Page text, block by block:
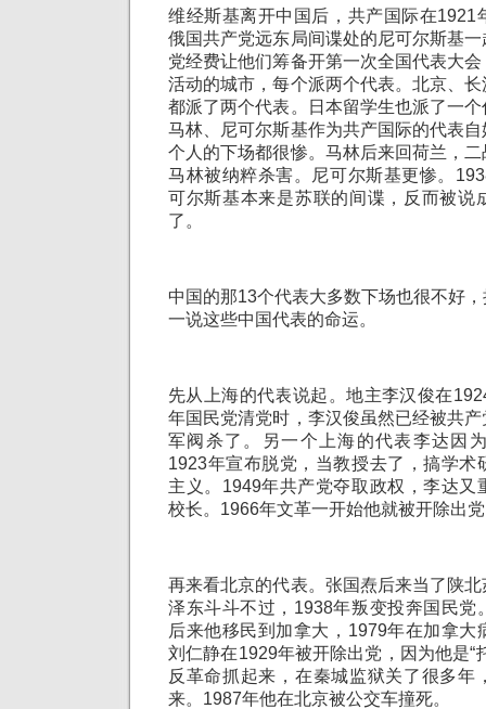
维经斯基离开中国后，共产国际在1921
俄国共产党远东局间谍处的尼可尔斯基
党经费让他们筹备开第一次全国代表大
活动的城市，每个派两个代表。北京、
都派了两个代表。日本留学生也派了一
马林、尼可尔斯基作为共产国际的代表
个人的下场都很惨。马林后来回荷兰，
马林被纳粹杀害。尼可尔斯基更惨。
可尔斯基本来是苏联的间谍，反而被说
了。
中国的那13个代表大多数下场也很不好
一说这些中国代表的命运。
先从上海的代表说起。地主李汉俊在
年国民党清党时，李汉俊虽然已经被共
军阀杀了。另一个上海的代表李达因
1923年宣布脱党，当教授去了，搞学术
主义。1949年共产党夺取政权，李达又
校长。1966年文革一开始他就被开除出
再来看北京的代表。张国焘后来当了陕
泽东斗斗不过，1938年叛变投奔国民党
后来他移民到加拿大，1979年在加拿大
刘仁静在1929年被开除出党，因为他是“
反革命抓起来，在秦城监狱关了很多年
来。1987年他在北京被公交车撞死。